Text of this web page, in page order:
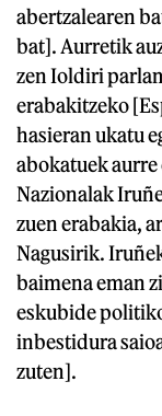
abertzalearen
bat]. Aurretik
zen Ioldiri
erabakitzeko
hasieran ukatu
abokatuek
Nazionalak
zuen erabakia,
Nagusirik.
baimena eman
eskubide
inbestidura
zuten].